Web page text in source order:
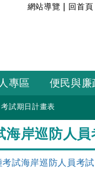
:::
網站導覽 回首頁
專區 便民與廉
考試期日計畫表
岸巡防人
試海岸巡防人員考